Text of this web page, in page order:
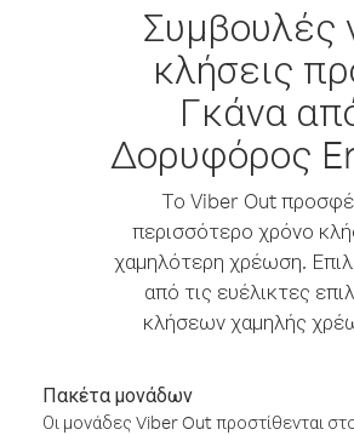
Συμβουλές
κλήσεις
Γκάνα
Δορυφόρος
Το Viber Out
περισσότερο χρόνο
χαμηλότερη χρέωση.
από τις ευέλικτες
κλήσεων χαμηλής
Πακέτα μονάδων
Οι μονάδες Viber Out προστίθενται